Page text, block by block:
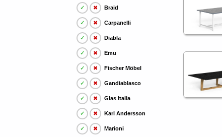
✓ ✖ Braid
✓ ✖ Carpanelli
✓ ✖ Diabla
✓ ✖ Emu
✓ ✖ Fischer Möbel
✓ ✖ Gandiablasco
✓ ✖ Glas Italia
✓ ✖ Karl Andersson
✓ ✖ Marioni